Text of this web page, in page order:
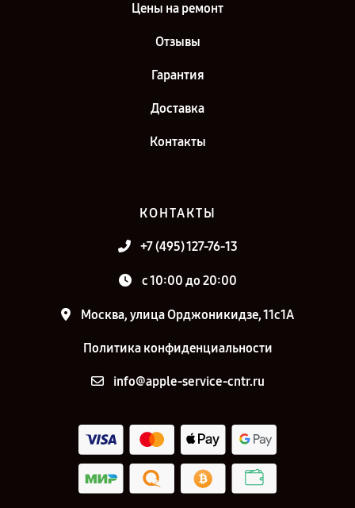
Цены на ремонт
Отзывы
Гарантия
Доставка
Контакты
КОНТАКТЫ
+7 (495) 127-76-13
с 10:00 до 20:00
Москва, улица Орджоникидзе, 11с1А
Политика конфиденциальности
info@apple-service-cntr.ru